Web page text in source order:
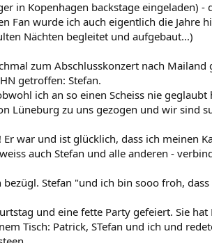
in Kopenhagen backstage eingeladen) -
Fan wurde ich auch eigentlich die Jahre
Nächten begleitet und aufgebaut...)
zum Abschlusskonzert nach
getroffen: Stefan.
ich an so einen Scheiss nie geglaubt
Lüneburg zu uns gezogen und wir sind
Er war und ist glücklich, dass ich meinen
auch Stefan und alle anderen -
Stefan "und ich bin sooo froh,
und eine fette Party gefeiert. Sie hat
Tisch: Patrick, STefan und ich und